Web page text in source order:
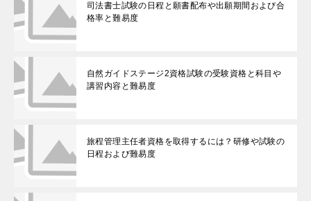
司法書士試験の日程と願書配布や出願期間および合
格率と難易度
自然ガイドステージ2資格試験の受験資格と科目や
講習内容と難易度
旅程管理主任者資格を取得するには？研修や試験の
日程および難易度